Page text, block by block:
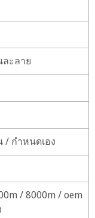
ะลาย
/ กำหนดเอง
/ 8000m / oem